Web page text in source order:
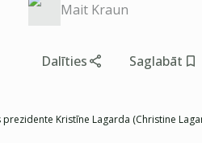
Mait Kraun
Dalīties Saglabāt
Kristīne Lagarda (Christine